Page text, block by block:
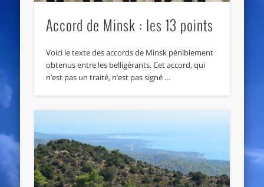
Accord de Minsk : les 13 points
Voici le texte des accords de Minsk péniblement
obtenus entre les belligérants. Cet accord, qui
n’est pas un traité, n’est pas signé …